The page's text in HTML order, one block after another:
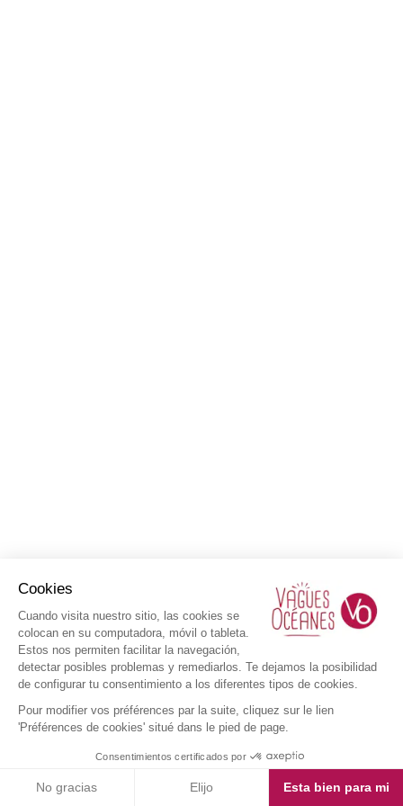
Cookies
Cuando visita nuestro sitio, las cookies se
colocan en su computadora, móvil o tableta.
Estos nos permiten facilitar la navegación,
detectar posibles problemas y remediarlos. Te dejamos la posibilidad
de configurar tu consentimiento a los diferentes tipos de cookies.
Pour modifier vos préférences par la suite, cliquez sur le lien
'Préférences de cookies' situé dans le pied de page.
Consentimientos certificados por
No gracias Elijo Esta bien para mi